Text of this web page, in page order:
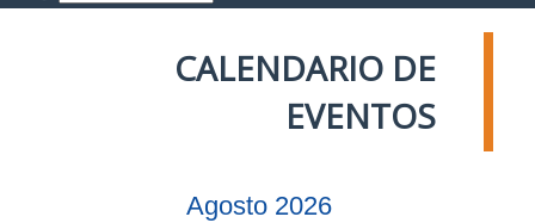
CALENDARIO DE
EVENTOS
Agosto 2026